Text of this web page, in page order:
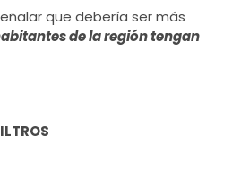
que debería ser más
de la región tengan